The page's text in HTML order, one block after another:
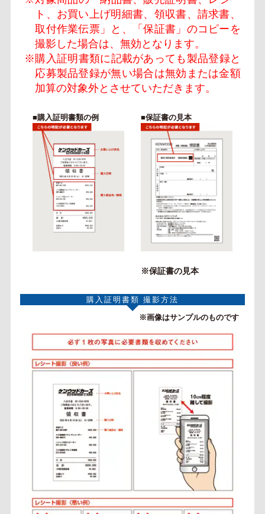
ト、お買い上げ明細書、領収書、請求書、
取付作業伝票」と、「保証書」のコピーを
撮影した場合は、無効となります。
※購入証明書類に記載があっても製品登録と
応募製品登録が無い場合は無効または金額
加算の対象外とさせていただきます。
■購入証明書類の例 ■保証書の見本
※保証書の見本
購入証明書類 撮影方法
※画像はサンプルのものです